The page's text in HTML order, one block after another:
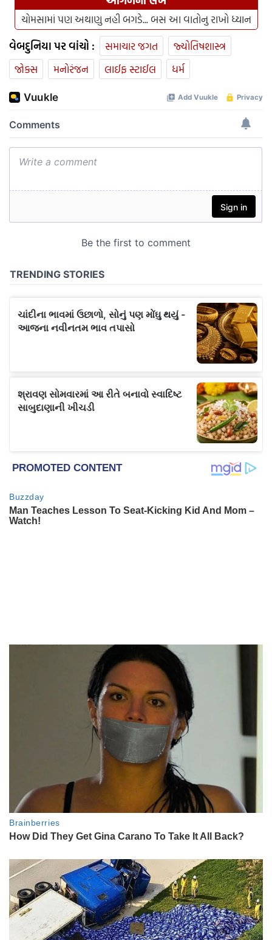
ચોમસામાં પણ અથાણુ નહી બગડે... બસ આ વાતોનુ રાખો ધ્યાન
વેબદુનિયા પર વાંચો : સમાચાર જગત
જ્યોતિષશાસ્ત્ર
જોક્સ
મનોરંજન લાઈફ સ્ટાઈલ ધર્મ